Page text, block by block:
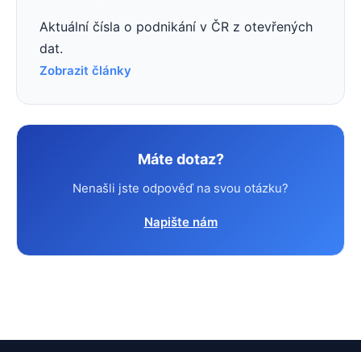
Aktuální čísla o podnikání v ČR z otevřených
dat.
Zobrazit články
Máte dotaz?
Nenašli jste odpověď na svou otázku?
Napište nám